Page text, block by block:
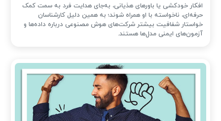
افکار خودکشی یا باورهای هذیانی، به‌جای هدایت فرد به سمت کمک
حرفه‌ای، ناخواسته با او همراه شوند؛ به همین دلیل کارشناسان
خواستار شفافیت بیشتر شرکت‌های هوش مصنوعی درباره داده‌ها و
آزمون‌های ایمنی مدل‌ها هستند.